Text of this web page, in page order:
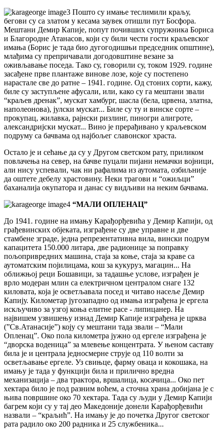
Пошто су имање теслимили краљу,
бегови су са златом у кесама заувек отишли пут Босфора.
Мештани Демир Капије, попут почивших супружника Бориса
и Благородне Атанасов, који су били чести гости краљевског
имања (Борис је тада био дугогодишњи председник општине),
млађима су препричавали догодовштине везане за
оживљавање поседа. Тако су, говорили су, током 1929. године
засађене прве плантаже винове лозе, које су постепено
нарастале све до ратне – 1941. године. Од стоних сорти, кажу,
биле су заступљене афусали, или, како су га мештани звали
“краљев дренак”, мускат хамбург, шасла (бела, црвена, златна,
наполеонова), јулски мускат... Биле су ту и винске сорте –
прокупац, жилавка, рајнски ризлинг, пиногри алигроте,
александријски мускат... Вино је прерађивано у краљевском
подруму са бачвама од најбољег славонског храста.
Остало је и сећање да су у Другом светском рату, приликом
повлачења на север, на бачве пуцали пијани немачки војници,
али нису успевали, чак ни рафалима из аутомата, озбиљније
да оштете дебелу храстовину. Неки трагови и “ожиљци”
баханалија окупатора и данас су видљиви на неким бачвама.
“МАЛИ ОПЛЕНАЦ”
До 1941. године на имању Карађорђевића у Демир Капији, од
грађевинских објеката, изграђене су две управне и две
стамбене зграде, једна репрезентативна вила, вински подрум
капацитета 150.000 литара, две радионице за поправку
пољопривредних машина, стаја за коње, стаја за краве са
аутоматским појилицама, кош за кукуруз, магацин... На
оближњој реци Бошавици, за тадашње услове, изграђен је
врло модеран млин са електричном централом снаге 132
киловата, која је осветљавала посед и читаво насеље Демир
Капију. Километар југозападно од имања изграђена је ергела
искључиво за узгој коња елитне расе - липицанер. На
највишем узвишењу изнад Демир Капије изграђена је црква
(”Св.Атанасије”) коју су мештани тада звали – “Мали
Опленац”. Око пола километра јужно од ергеле изграђена је
“дворска воденица” за млевење концентрата. У њеном саставу
била је и централа једносмерне струје од 110 волти за
осветљавање ергеле. Уз свињце, фарму оваца и кокошака, на
имању је тада у функцији била и прилично вредна
механизација – два трактора, вршалица, косачица... Око пет
хектара било је под разним воћем, а сточна храна добијана је с
њива површине око 70 хектара. Тада су људи у Демир Капији
багрем који су у тај део Македоније донели Карађорђевићи
назвали – “краљић”. На имању је до почетка Другог светског
рата радило око 200 радника и 25 службеника...